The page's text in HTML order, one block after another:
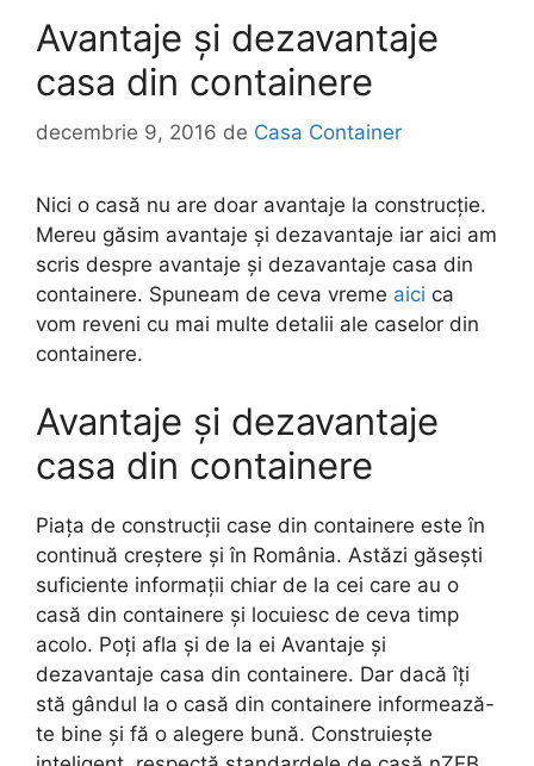
Avantaje și dezavantaje
casa din containere
decembrie 9, 2016 de Casa Container
Nici o casă nu are doar avantaje la construcție.
Mereu găsim avantaje și dezavantaje iar aici am
scris despre avantaje și dezavantaje casa din
containere. Spuneam de ceva vreme aici ca
vom reveni cu mai multe detalii ale caselor din
containere.
Avantaje și dezavantaje
casa din containere
Piața de construcții case din containere este în
continuă creștere și în România. Astăzi găsești
suficiente informații chiar de la cei care au o
casă din containere și locuiesc de ceva timp
acolo. Poți afla și de la ei Avantaje și
dezavantaje casa din containere. Dar dacă îți
stă gândul la o casă din containere informează-
te bine și fă o alegere bună. Construiește